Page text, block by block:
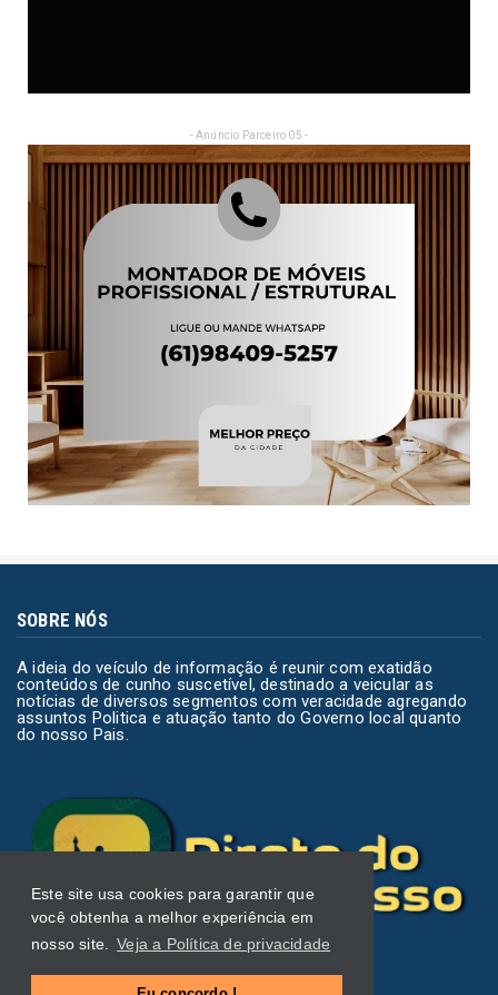
Este site usa cookies para garantir que
você obtenha a melhor experiência em
nosso site.
Veja a Política de privacidade
- Anúncio Parceiro 05 -
SOBRE NÓS
A ideia do veículo de informação é reunir com exatidão
conteúdos de cunho suscetível, destinado a veicular as
notícias de diversos segmentos com veracidade agregando
assuntos Politica e atuação tanto do Governo local quanto
do nosso Pais.